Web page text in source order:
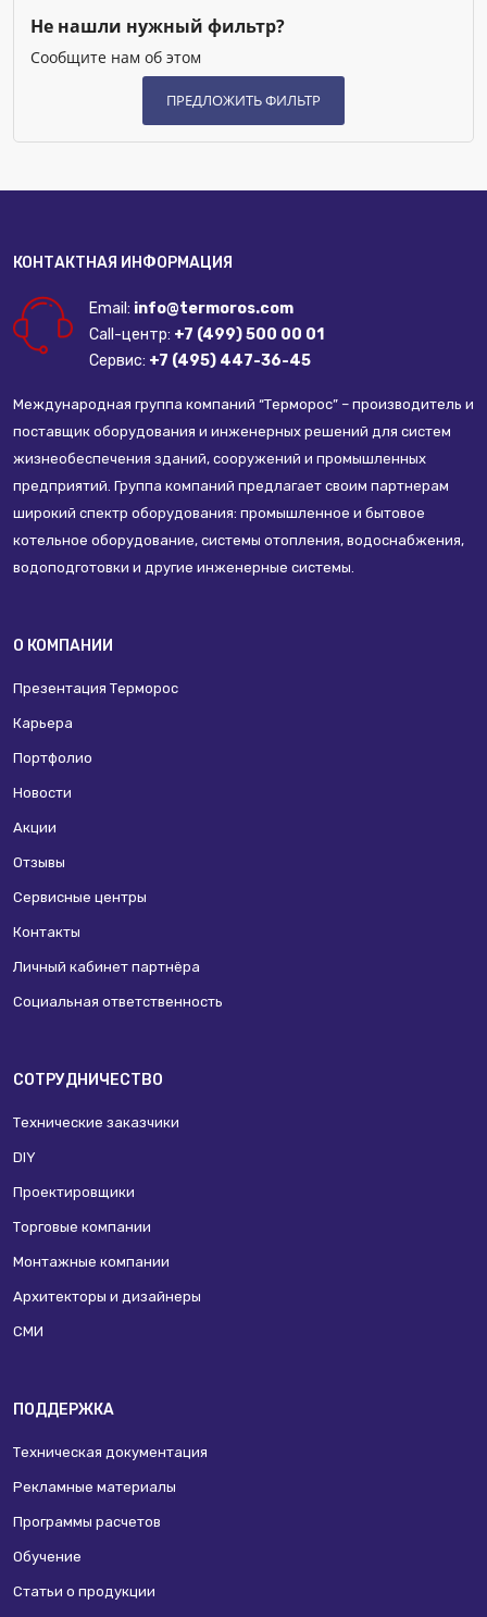
Не нашли нужный фильтр?
Сообщите нам об этом
КОНТАКТНАЯ ИНФОРМАЦИЯ
Email: info@termoros.com
Call-центр: +7 (499) 500 00 01
Сервис: +7 (495) 447-36-45
Международная группа компаний “Терморос” – производитель и
поставщик оборудования и инженерных решений для систем
жизнеобеспечения зданий, сооружений и промышленных
предприятий. Группа компаний предлагает своим партнерам
широкий спектр оборудования: промышленное и бытовое
котельное оборудование, системы отопления, водоснабжения,
водоподготовки и другие инженерные системы.
О КОМПАНИИ
Презентация Терморос
Карьера
Портфолио
Новости
Акции
Отзывы
Сервисные центры
Контакты
Личный кабинет партнёра
Социальная ответственность
СОТРУДНИЧЕСТВО
Технические заказчики
DIY
Проектировщики
Торговые компании
Монтажные компании
Архитекторы и дизайнеры
СМИ
ПОДДЕРЖКА
Техническая документация
Рекламные материалы
Программы расчетов
Обучение
Статьи о продукции